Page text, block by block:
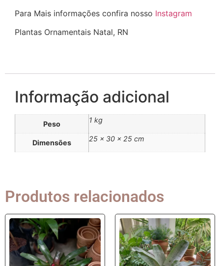
Para Mais informações confira nosso Instagram
Plantas Ornamentais Natal, RN
Informação adicional
Peso 1 kg
Dimensões 25 × 30 × 25 cm
Produtos relacionados